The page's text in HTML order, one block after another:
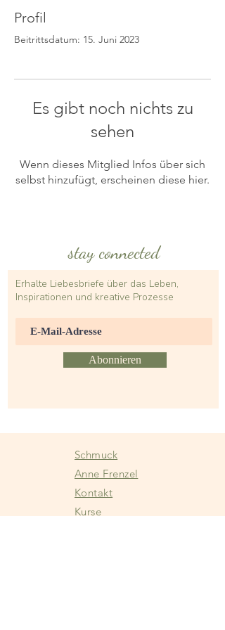
Profil
Beitrittsdatum: 15. Juni 2023
Es gibt noch nichts zu
sehen
Wenn dieses Mitglied Infos über sich
selbst hinzufügt, erscheinen diese hier.
stay connected
Erhalte Liebesbriefe über das Leben,
Inspirationen und kreative Prozesse
Abonnieren
Schmuck
Anne Frenzel
Kontakt
Kurse